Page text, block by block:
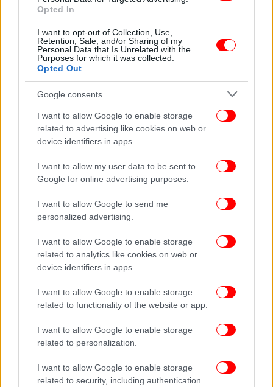
Opted In
I want to opt-out of Collection, Use,
Retention, Sale, and/or Sharing of my
Personal Data that Is Unrelated with the
Purposes for which it was collected.
Opted Out
Google consents
I want to allow Google to enable storage
related to advertising like cookies on web or
device identifiers in apps.
I want to allow my user data to be sent to
Google for online advertising purposes.
I want to allow Google to send me
personalized advertising.
I want to allow Google to enable storage
related to analytics like cookies on web or
device identifiers in apps.
I want to allow Google to enable storage
related to functionality of the website or app.
I want to allow Google to enable storage
related to personalization.
I want to allow Google to enable storage
related to security, including authentication
Μια παρόμοια ανακάλυψη έγινε πέρυσι στον Διεθνή
Διαστημικό Σταθμό όταν Αμερικανοί αστροναύτες
εντόπισαν μια μεταλλαγμένη και ανθεκτική στα
φάρμακα εκδοχή ενός κοινού βακτηρίου που
γαστρεντερικό σωλήνα, σύμφωνα με μια μελέτη.
Γλυκά Νερά: Συνελήφθη 17χρονος για τον άγριο
κακώσεις το θύμα
Στα «μανταλάκια» οι μεγαλοοφειλέτες -Πάνω από 90
Ο Diddy ζήτησε 20.000 δολάρια για να μη διαρρεύσει
sex tapes της Κάσι -Χορευτής αποκάλυψε ένα «σκοτεινό»